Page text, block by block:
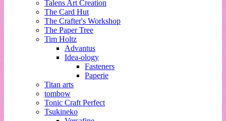
Talens Art Creation
The Card Hut
The Crafter's Workshop
The Paper Tree
Tim Holtz
Advantus
Idea-ology
Fasteners
Paperie
Titan arts
tombow
Tonic Craft Perfect
Tsukineko